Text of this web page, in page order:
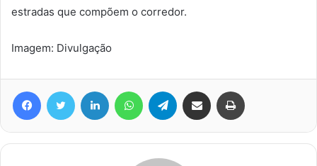
estradas que compõem o corredor.
Imagem: Divulgação
FacebookTwitter Linkedin WhatsAppTelegram Compartilhar via e-mail